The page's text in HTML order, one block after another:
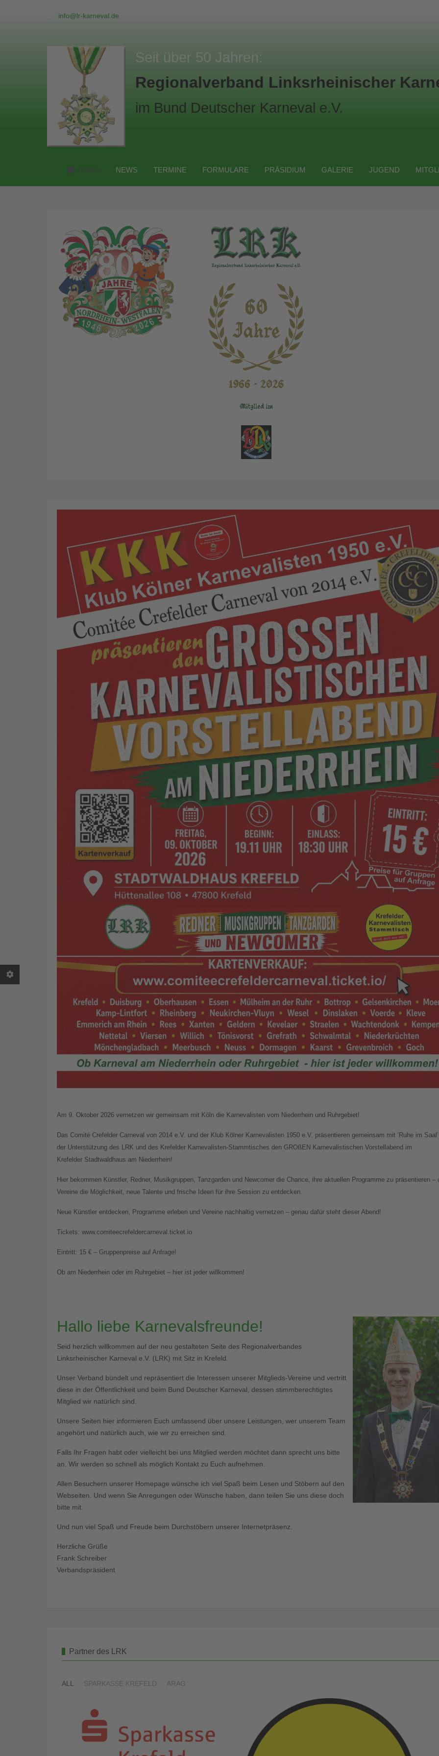
info@lr-karneval.de
Seit über 50 Jahren:
Regionalverband Linksrheinischer
im Bund Deutscher Karneval e.V.
HOME NEWS TERMINE FORMULARE PRÄSIDIUM GALERIE JUGEND
Am 9. Oktober 2026 vernetzen wir gemeinsam mit Köln die Karnevalisten vom Niederrhein und Ruhrgebiet!
Das Comité Crefelder Carneval von 2014 e.V. und der Klub Kölner Karnevalisten 1950 e.V. präsentieren gemeinsam mit ‘Ruhe im Saal’
der Unterstützung des LRK und des Krefelder Karnevalisten-Stammtisches den GROßEN Karnevalistischen Vorstellabend im
Krefelder Stadtwaldhaus am Niederrhein!
Hier bekommen Künstler, Redner, Musikgruppen, Tanzgarden und Newcomer die Chance, ihre aktuellen Programme zu präsentieren –
Vereine die Möglichkeit, neue Talente und frische Ideen für ihre Session zu entdecken.
Neue Künstler entdecken, Programme erleben und Vereine nachhaltig vernetzen – genau dafür steht dieser Abend!
Tickets: www.comiteecrefeldercarneval.ticket.io
Eintritt: 15 € – Gruppenpreise auf Anfrage!
Ob am Niederrhein oder im Ruhrgebiet – hier ist jeder willkommen!
Hallo liebe Karnevalsfreunde!
Seid herzlich willkommen auf der neu gestalteten Seite des Regionalverbandes
Linksrheinischer Karneval e.V. (LRK) mit Sitz in Krefeld.
Unser Verband bündelt und repräsentiert die Interessen unserer Mitglieds-Vereine und vertritt
diese in der Öffentlichkeit und beim Bund Deutscher Karneval, dessen stimmberechtigtes
Mitglied wir natürlich sind.
Unsere Seiten hier informieren Euch umfassend über unsere Leistungen, wer unserem Team
angehört und natürlich auch, wie wir zu erreichen sind.
Falls Ihr Fragen habt oder vielleicht bei uns Mitglied werden möchtet dann sprecht uns bitte
an. Wir werden so schnell als möglich Kontakt zu Euch aufnehmen.
Allen Besuchern unserer Homepage wünsche ich viel Spaß beim Lesen und Stöbern auf den
Webseiten. Und wenn Sie Anregungen oder Wünsche haben, dann teilen Sie uns diese doch
bitte mit.
Und nun viel Spaß und Freude beim Durchstöbern unserer Internetpräsenz.
Herzliche Grüße
Frank Schreiber
Verbandspräsident
Partner des LRK
ALL SPARKASSE KREFELD ARAG